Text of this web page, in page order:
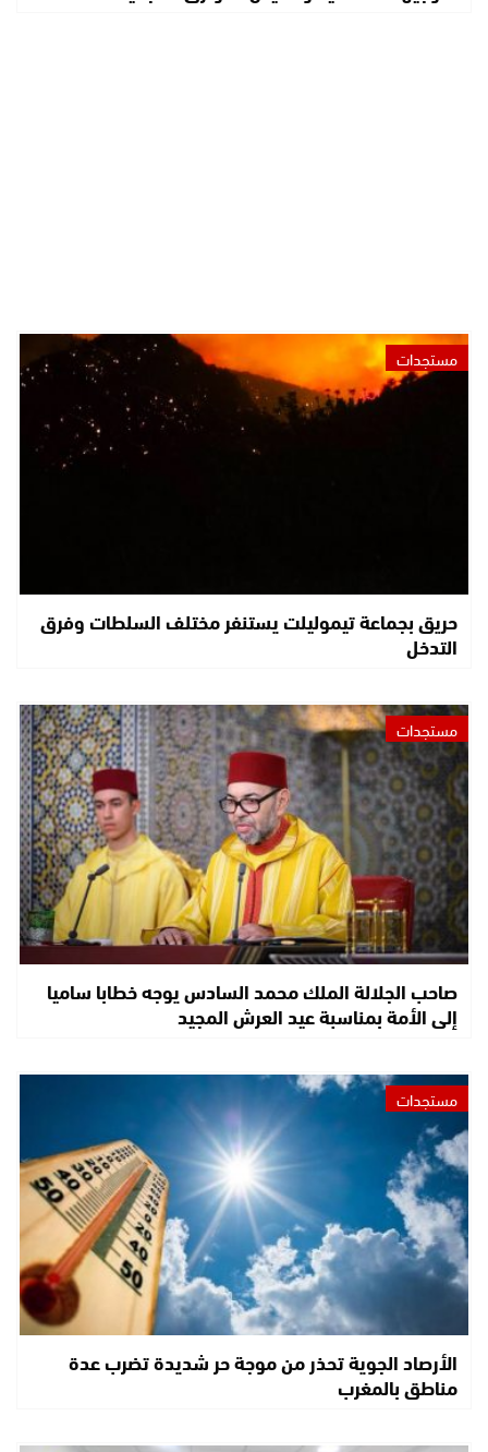
مستجدات
حريق بجماعة تيموليلت يستنفر مختلف السلطات وفرق
التدخل
مستجدات
صاحب الجلالة الملك محمد السادس يوجه خطابا ساميا
إلى الأمة بمناسبة عيد العرش المجيد
مستجدات
الأرصاد الجوية تحذر من موجة حر شديدة تضرب عدة
مناطق بالمغرب